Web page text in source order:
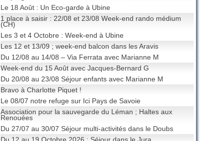
Le 18 Août : Un Eco-garde à Ubine
1 place à saisir : 22/08 et 23/08 Week-end rando médium
(CH)
Les 3 et 4 Octobre : Week-end à Ubine
Les 12 et 13/09 ; week-end balcon dans les Aravis
Du 12/08 au 14/08 – Via Ferrata avec Marianne M
Week-end du 15 Août avec Jacques-Bernard G
Du 20/08 au 23/08 Séjour enfants avec Marianne M
Bravo à Charlotte Piquet !
Le 08/07 notre refuge sur Ici Pays de Savoie
Association pour la sauvegarde du Léman ; Haltes aux
Renouées
Du 27/07 au 30/07 Séjour multi-activités dans le Doubs